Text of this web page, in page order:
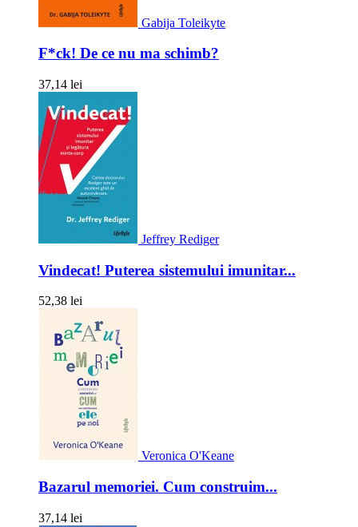
Gabija Toleikyte
F*ck! De ce nu ma schimb?
37,14 lei
Jeffrey Rediger
Vindecat! Puterea sistemului imunitar...
52,38 lei
Veronica O'Keane
Bazarul memoriei. Cum construim...
37,14 lei